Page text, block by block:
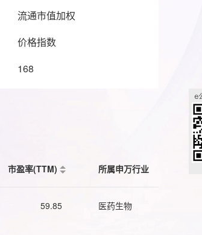
流通市值加权
价格指数
168
市盈率(TTM) 所属申万行业
59.85 医药生物